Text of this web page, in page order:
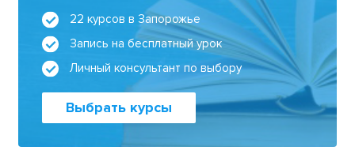
22 курсов в Запорожье
Запись на бесплатный урок
Личный консультант по выбору
Выбрать курсы